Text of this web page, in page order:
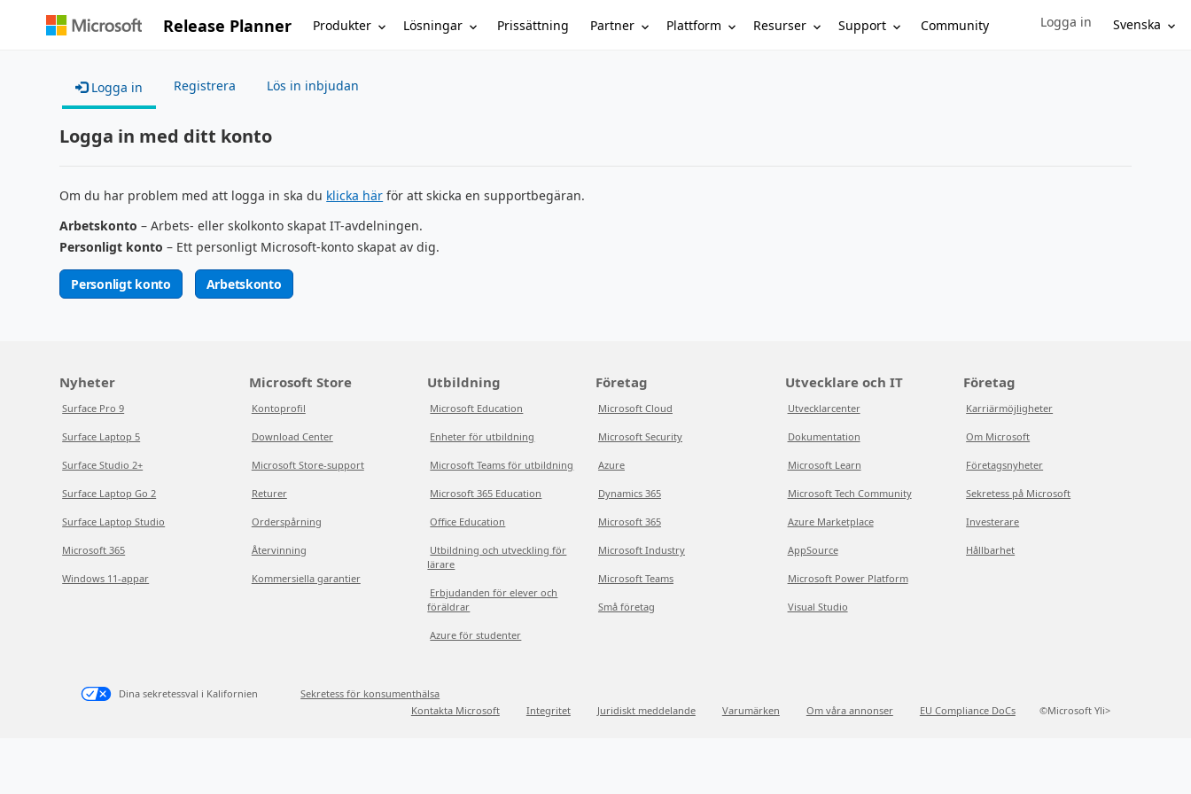
Release Planner Produkter Lösningar Prissättning Partner Plattform Resurser Support Community Sign in to your account
Logga in Svenska
Logga in Registrera Lös in inbjudan
Logga in med ditt konto
Om du har problem med att logga in ska du klicka här för att skicka en supportbegäran.
Arbetskonto – Arbets- eller skolkonto skapat IT-avdelningen.
Personligt konto – Ett personligt Microsoft-konto skapat av dig.
Personligt konto Arbetskonto
Nyheter
Surface Pro 9
Surface Laptop 5
Surface Studio 2+
Surface Laptop Go 2
Surface Laptop Studio
Microsoft 365
Windows 11-appar
Microsoft Store
Kontoprofil
Download Center
Microsoft Store-support
Returer
Orderspårning
Återvinning
Kommersiella garantier
Utbildning
Microsoft Education
Enheter för utbildning
Microsoft Teams för utbildning
Microsoft 365 Education
Office Education
Utbildning och utveckling för
lärare
Erbjudanden för elever och
föräldrar
Azure för studenter
Företag
Microsoft Cloud
Microsoft Security
Azure
Dynamics 365
Microsoft 365
Microsoft Industry
Microsoft Teams
Små företag
Utvecklare och IT
Utvecklarcenter
Dokumentation
Microsoft Learn
Microsoft Tech Community
Azure Marketplace
AppSource
Microsoft Power Platform
Visual Studio
Företag
Karriärmöjligheter
Om Microsoft
Företagsnyheter
Sekretess på Microsoft
Investerare
Hållbarhet
Dina sekretessval i Kalifornien
Sekretess för konsumenthälsa
Kontakta Microsoft
Integritet Juridiskt meddelande Varumärken Om våra annonser EU Compliance DoCs ©Microsoft Yli>